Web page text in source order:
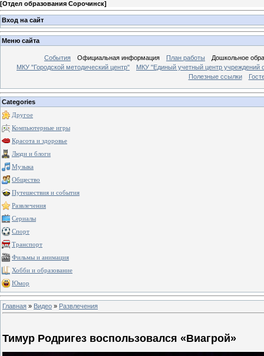
[Отдел образования Сорочинск]
Вход на сайт
Меню сайта
События Официальная информация План работы
Дошкольное
МКУ "Городской методический центр"
МКУ "Единый учетный центр учреждений
Полезные ссылки
Categories
Другое
Компьютерные игры
Красота и здоровье
Люди и блоги
Музыка
Общество
Путешествия и события
Развлечения
Сериалы
Спорт
Транспорт
Фильмы и анимация
Хобби и образование
Юмор
Главная » Видео » Развлечения
Тимур Родригез воспользовался «Виагрой»